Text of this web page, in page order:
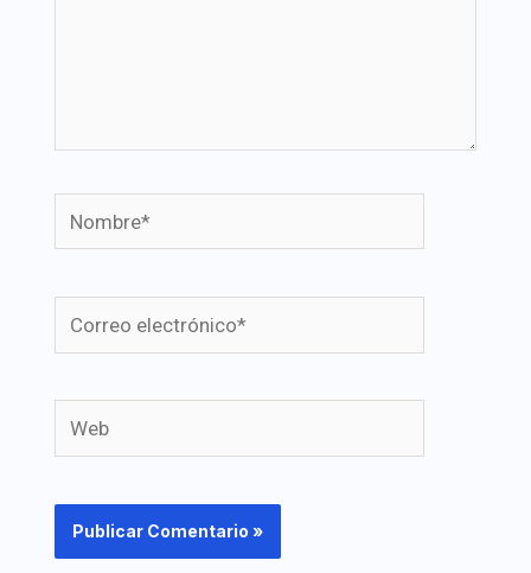
Nombre*
Correo
electrónico*
Web